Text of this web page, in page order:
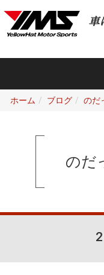
車
ホーム ブログ のだ
のだ